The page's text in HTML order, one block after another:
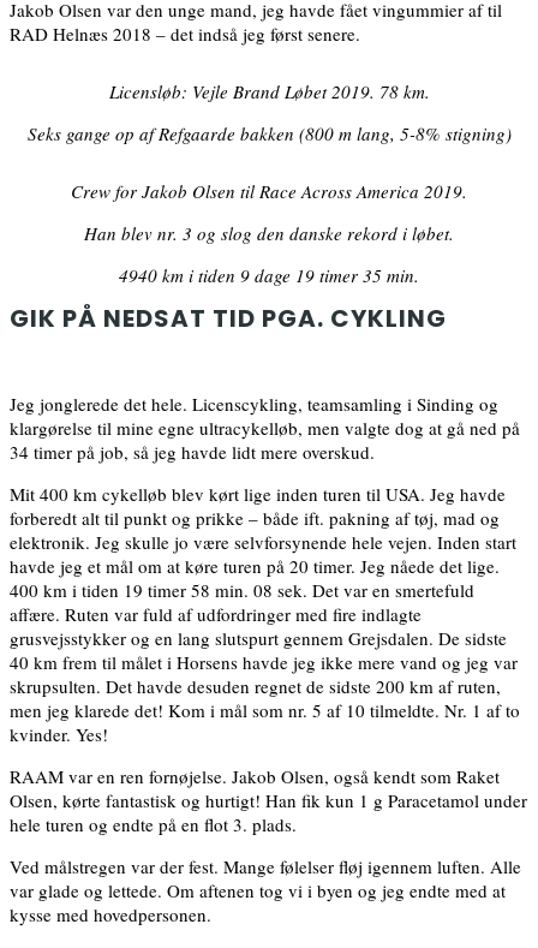
Jakob Olsen var den unge mand, jeg havde fået vingummier af til
RAD Helnæs 2018 – det indså jeg først senere.
Licensløb: Vejle Brand Løbet 2019. 78 km.
Seks gange op af Refgaarde bakken (800 m lang, 5-8% stigning)
Crew for Jakob Olsen til Race Across America 2019.
Han blev nr. 3 og slog den danske rekord i løbet.
4940 km i tiden 9 dage 19 timer 35 min.
GIK PÅ NEDSAT TID PGA. CYKLING
Jeg jonglerede det hele. Licenscykling, teamsamling i Sinding og
klargørelse til mine egne ultracykelløb, men valgte dog at gå ned på
34 timer på job, så jeg havde lidt mere overskud.
Mit 400 km cykelløb blev kørt lige inden turen til USA. Jeg havde
forberedt alt til punkt og prikke – både ift. pakning af tøj, mad og
elektronik. Jeg skulle jo være selvforsynende hele vejen. Inden start
havde jeg et mål om at køre turen på 20 timer. Jeg nåede det lige.
400 km i tiden 19 timer 58 min. 08 sek. Det var en smertefuld
affære. Ruten var fuld af udfordringer med fire indlagte
grusvejsstykker og en lang slutspurt gennem Grejsdalen. De sidste
40 km frem til målet i Horsens havde jeg ikke mere vand og jeg var
skrupsulten. Det havde desuden regnet de sidste 200 km af ruten,
men jeg klarede det! Kom i mål som nr. 5 af 10 tilmeldte. Nr. 1 af to
kvinder. Yes!
RAAM var en ren fornøjelse. Jakob Olsen, også kendt som Raket
Olsen, kørte fantastisk og hurtigt! Han fik kun 1 g Paracetamol under
hele turen og endte på en flot 3. plads.
Ved målstregen var der fest. Mange følelser fløj igennem luften. Alle
var glade og lettede. Om aftenen tog vi i byen og jeg endte med at
kysse med hovedpersonen.